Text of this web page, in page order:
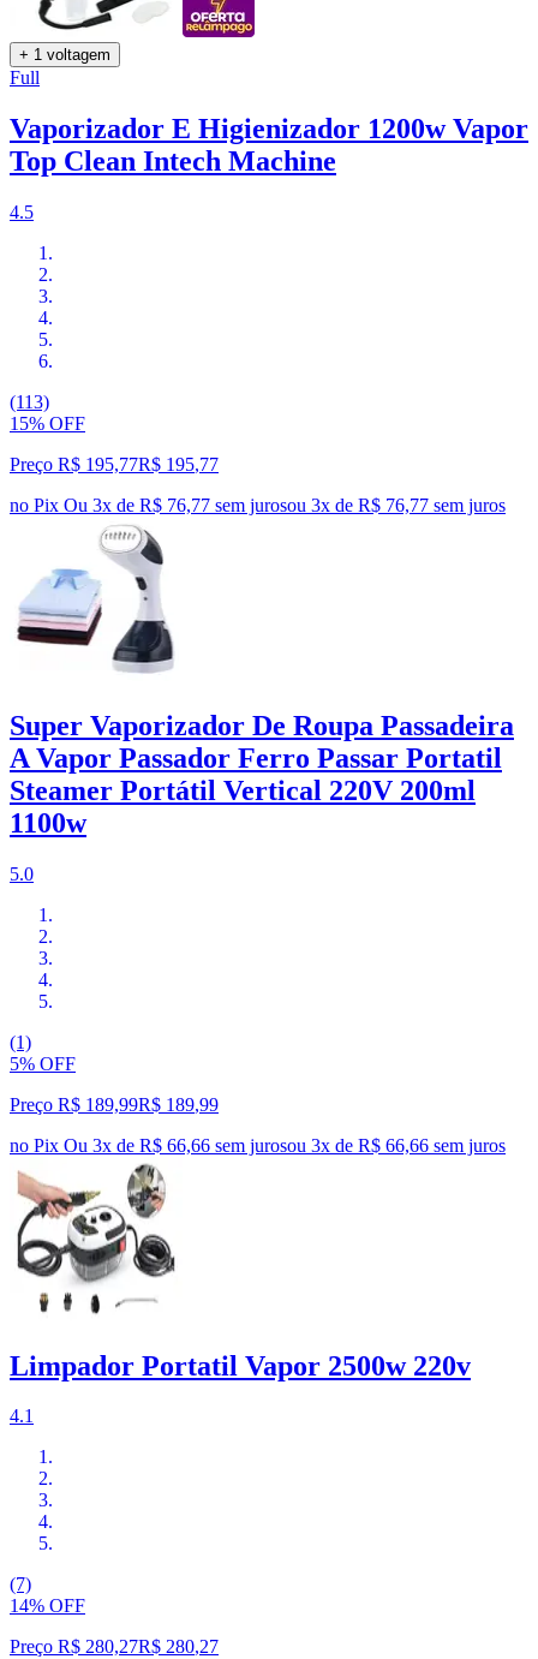
+ 1 voltagem
Full
Vaporizador E Higienizador 1200w Vapor
Top Clean Intech Machine
4.5
(113)
15% OFF
Preço R$ 195,77R$ 195,77
no Pix Ou 3x de R$ 76,77 sem jurosou 3x de R$ 76,77 sem juros
Super Vaporizador De Roupa Passadeira
A Vapor Passador Ferro Passar Portatil
Steamer Portátil Vertical 220V 200ml
1100w
5.0
(1)
5% OFF
Preço R$ 189,99R$ 189,99
no Pix Ou 3x de R$ 66,66 sem jurosou 3x de R$ 66,66 sem juros
Limpador Portatil Vapor 2500w 220v
4.1
(7)
14% OFF
Preço R$ 280,27R$ 280,27